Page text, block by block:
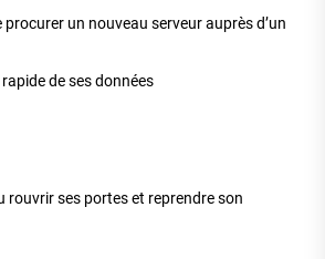
procurer un nouveau serveur auprès d’un
de ses données
rouvrir ses portes et reprendre son